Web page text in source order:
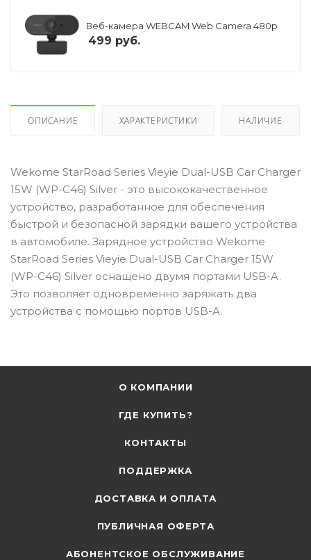
Веб-камера WEBCAM Web Camera 480p
499 руб.
ОПИСАНИЕ ХАРАКТЕРИСТИКИ НАЛИЧИЕ
Wekome StarRoad Series Vieyie Dual-USB Car Charger
15W (WP-C46) Silver - это высококачественное
устройство, разработанное для обеспечения
быстрой и безопасной зарядки вашего устройства
в автомобиле. Зарядное устройство Wekome
StarRoad Series Vieyie Dual-USB Car Charger 15W
(WP-C46) Silver оснащено двумя портами USB-A.
Это позволяет одновременно заряжать два
устройства с помощью портов USB-A.
О КОМПАНИИ
ГДЕ КУПИТЬ?
КОНТАКТЫ
ПОДДЕРЖКА
ДОСТАВКА И ОПЛАТА
ПУБЛИЧНАЯ ОФЕРТА
АБОНЕНТСКОЕ ОБСЛУЖИВАНИЕ